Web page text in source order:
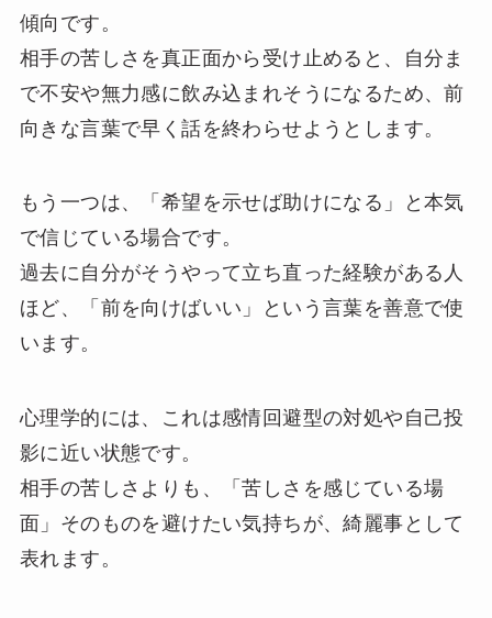
傾向です。
相手の苦しさを真正面から受け止めると、自分ま
で不安や無力感に飲み込まれそうになるため、前
向きな言葉で早く話を終わらせようとします。
もう一つは、「希望を示せば助けになる」と本気
で信じている場合です。
過去に自分がそうやって立ち直った経験がある人
ほど、「前を向けばいい」という言葉を善意で使
います。
心理学的には、これは感情回避型の対処や自己投
影に近い状態です。
相手の苦しさよりも、「苦しさを感じている場
面」そのものを避けたい気持ちが、綺麗事として
表れます。